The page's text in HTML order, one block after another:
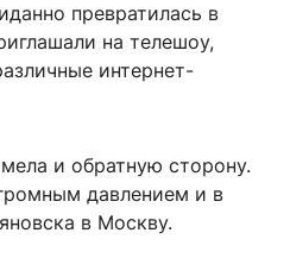
превратилась в
на телешоу,
интернет-
и обратную сторону.
давлением и в
в Москву.